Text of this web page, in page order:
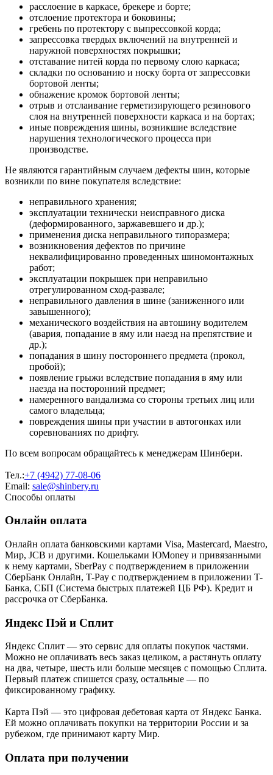
расслоение в каркасе, брекере и борте;
отслоение протектора и боковины;
гребень по протектору с выпрессовкой корда;
запрессовка твердых включений на внутренней и
наружной поверхностях покрышки;
отставание нитей корда по первому слою каркаса;
складки по основанию и носку борта от запрессовки
бортовой ленты;
обнажение кромок бортовой ленты;
отрыв и отслаивание герметизирующего резинового
слоя на внутренней поверхности каркаса и на бортах;
иные повреждения шины, возникшие вследствие
нарушения технологического процесса при
производстве.
Не являются гарантийным случаем дефекты шин, которые
возникли по вине покупателя вследствие:
неправильного хранения;
эксплуатации технически неисправного диска
(деформированного, заржавевшего и др.);
применения диска неправильного типоразмера;
возникновения дефектов по причине
неквалифицированно проведенных шиномонтажных
работ;
эксплуатации покрышек при неправильно
отрегулированном сход-развале;
неправильного давления в шине (заниженного или
завышенного);
механического воздействия на автошину водителем
(авария, попадание в яму или наезд на препятствие и
др.);
попадания в шину постороннего предмета (прокол,
пробой);
появление грыжи вследствие попадания в яму или
наезда на посторонний предмет;
намеренного вандализма со стороны третьих лиц или
самого владельца;
повреждения шины при участии в автогонках или
соревнованиях по дрифту.
По всем вопросам обращайтесь к менеджерам Шинбери.
Тел.:+7 (4942) 77-08-06
Email: sale@shinbery.ru
Способы оплаты
Онлайн оплата
Онлайн оплата банковскими картами Visa, Mastercard, Maestro,
Мир, JCB и другими. Кошельками ЮMoney и привязанными
к нему картами, SberPay с подтверждением в приложении
СберБанк Онлайн, T-Pay с подтверждением в приложении T-
Банка, СБП (Система быстрых платежей ЦБ РФ). Кредит и
рассрочка от СберБанка.
Яндекс Пэй и Сплит
Яндекс Cплит — это сервис для оплаты покупок частями.
Можно не оплачивать весь заказ целиком, а растянуть оплату
на два, четыре, шесть или больше месяцев с помощью Сплита.
Первый платеж спишется сразу, остальные — по
фиксированному графику.
Карта Пэй — это цифровая дебетовая карта от Яндекс Банка.
Ей можно оплачивать покупки на территории России и за
рубежом, где принимают карту Мир.
Оплата при получении